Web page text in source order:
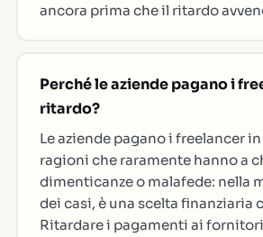
ancora prima che il ritardo
Perché le aziende pagano i
ritardo?
Le aziende pagano i freelancer
ragioni che raramente hanno a
dimenticanze o malafede: nella
dei casi, è una scelta finanziaria
Ritardare i pagamenti ai